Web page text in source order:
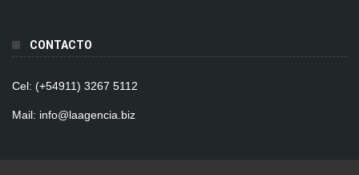
CONTACTO
Cel: (+54911) 3267 5112
Mail: info@laagencia.biz